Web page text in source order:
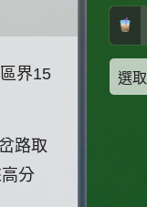
界15
路取
分